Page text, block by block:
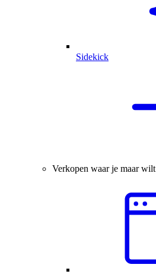
Sidekick
Verkopen waar je maar wilt